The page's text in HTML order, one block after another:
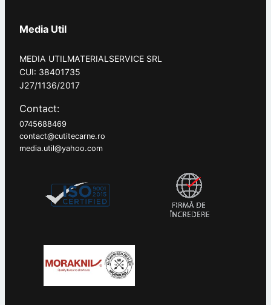
Media Util
MEDIA UTILMATERIALSERVICE SRL
CUI: 38401735
J27/1136/2017
Contact:
0745688469
contact@cutitecarne.ro
media.util@yahoo.com